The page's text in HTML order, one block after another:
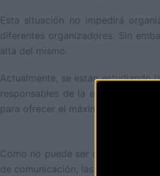
Esta situación no impedirá
diferentes organizadores. Sin
alta del mismo.
Actualmente, se están estudiando
responsables de la estación Pal-
para ofrecer el máximo número
Como no puede ser de otra
de comunicación, las redes